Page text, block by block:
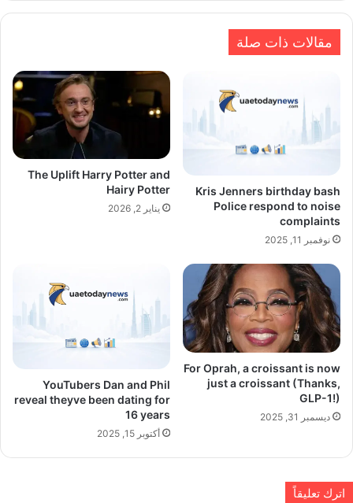
مقالات ذات صلة
Kris Jenners birthday bash
Police respond to noise
complaints
نوفمبر 11, 2025
The Uplift Harry Potter and
Hairy Potter
يناير 2, 2026
For Oprah, a croissant is now
just a croissant (Thanks,
GLP-1!)
ديسمبر 31, 2025
YouTubers Dan and Phil
reveal theyve been dating for
16 years
أكتوبر 15, 2025
اترك تعليقاً